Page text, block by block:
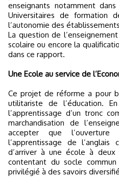
enseignants notamment
Universitaires de formation
l’autonomie des
La question de
scolaire ou encore la
dans ce rapport.
Une Ecole au service de
Ce projet de réforme a pour
utilitariste de l’éducation.
l’apprentissage d’un tronc
marchandisation de
accepter que
l’apprentissage de
d’arriver à une école à
contentant du socle
privilégié à des savoirs